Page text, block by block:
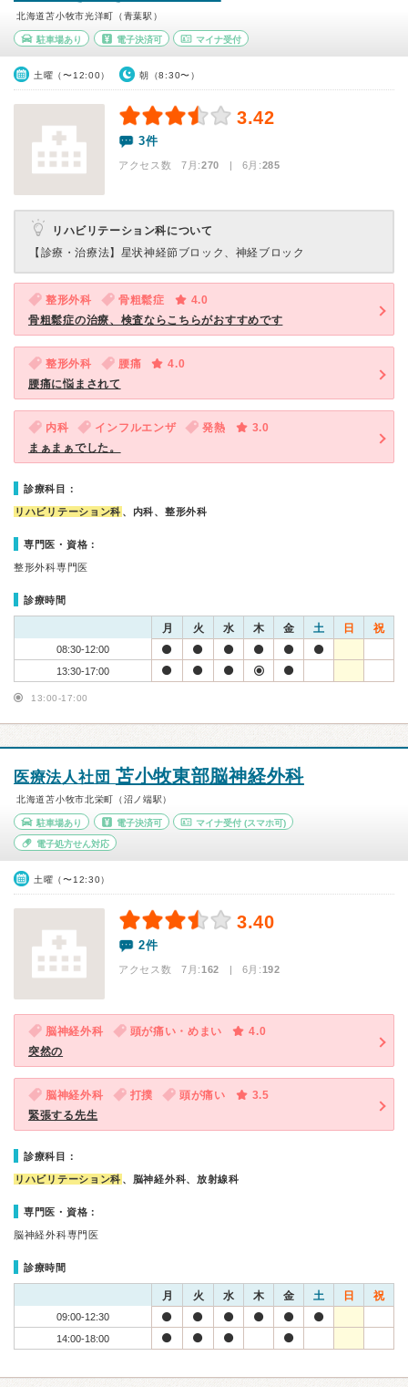
北海道苫小牧市光洋町（青葉駅）
駐車場あり 電子決済可 マイナ受付
土曜（〜12:00） 朝（8:30〜）
3.42
3件
アクセス数 7月:270 | 6月:285
リハビリテーション科について
【診療・治療法】 星状神経節ブロック、神経ブロック
整形外科 骨粗鬆症
4.0
骨粗鬆症の治療、検査ならこちらがおすすめです
整形外科 腰痛
4.0
腰痛に悩まされて
内科 インフルエンザ 発熱
3.0
まぁまぁでした。
診療科目：
リハビリテーション科 、内科、整形外科
専門医・資格：
整形外科専門医
診療時間
月 火 水 木 金 土 日 祝
08:30-12:00
13:30-17:00
13:00-17:00
医療法人社団 苫小牧東部脳神経外科
北海道苫小牧市北栄町（沼ノ端駅）
駐車場あり 電子決済可 マイナ受付 (スマホ可)
電子処方せん対応
土曜（〜12:30）
3.40
2件
アクセス数 7月:162 | 6月:192
脳神経外科 頭が痛い・めまい
4.0
突然の
脳神経外科 打撲 頭が痛い
3.5
緊張する先生
診療科目：
リハビリテーション科 、脳神経外科、放射線科
専門医・資格：
脳神経外科専門医
診療時間
月 火 水 木 金 土 日 祝
09:00-12:30
14:00-18:00